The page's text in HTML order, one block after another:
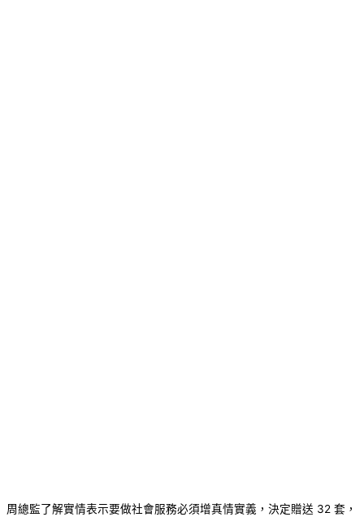
周總監了解實情表示要做社會服務必須增真情實義，決定贈送 32 套，